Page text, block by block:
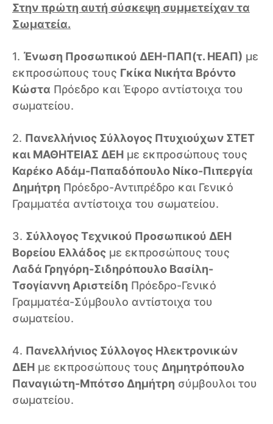
Στην πρώτη αυτή σύσκεψη συμμετείχαν τα
Σωματεία.
1. Ένωση Προσωπικού ΔΕΗ-ΠΑΠ(τ. ΗΕΑΠ) με
εκπροσώπους τους Γκίκα Νικήτα Βρόντο
Κώστα Πρόεδρο και Έφορο αντίστοιχα του
σωματείου.
2. Πανελλήνιος Σύλλογος Πτυχιούχων ΣΤΕΤ
και ΜΑΘΗΤΕΙΑΣ ΔΕΗ με εκπροσώπους τους
Καρέκο Αδάμ-Παπαδόπουλο Νίκο-Πιπεργία
Δημήτρη Πρόεδρο-Αντιπρέδρο και Γενικό
Γραμματέα αντίστοιχα του σωματείου.
3. Σύλλογος Τεχνικού Προσωπικού ΔΕΗ
Βορείου Ελλάδος με εκπροσώπους τους
Λαδά Γρηγόρη-Σιδηρόπουλο Βασίλη-
Τσογίαννη Αριστείδη Πρόεδρο-Γενικό
Γραμματέα-Σύμβουλο αντίστοιχα του
σωματείου.
4. Πανελλήνιος Σύλλογος Ηλεκτρονικών
ΔΕΗ με εκπροσώπους τους Δημητρόπουλο
Παναγιώτη-Μπότσο Δημήτρη σύμβουλοι του
σωματείου.